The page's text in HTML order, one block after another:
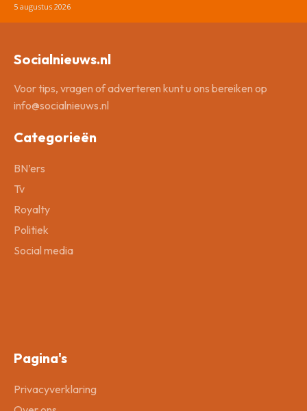
5 augustus 2026
Socialnieuws.nl
Voor tips, vragen of adverteren kunt u ons bereiken op
info@socialnieuws.nl
Categorieën
BN’ers
Tv
Royalty
Politiek
Social media
Pagina's
Privacyverklaring